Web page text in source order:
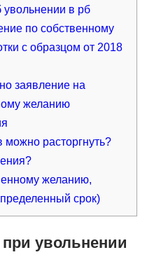
увольнении в рб
по собственному
с образцом от 2018
заявление на
желанию
можно расторгнуть?
желанию,
срок)
увольнении